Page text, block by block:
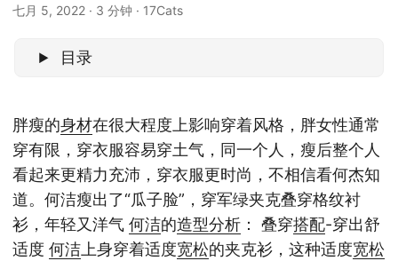
七月 5, 2022 · 3 分钟 · 17Cats
目录
胖瘦的身材在很大程度上影响穿着风格，胖女性通常
穿有限，穿衣服容易穿土气，同一个人，瘦后整个人
看起来更精力充沛，穿衣服更时尚，不相信看何杰知
道。何洁瘦出了“瓜子脸”，穿军绿夹克叠穿格纹衬
衫，年轻又洋气 何洁的造型分析 ： 叠穿搭配-穿出舒
适度 何洁上身穿着适度宽松的夹克衫，这种适度宽松